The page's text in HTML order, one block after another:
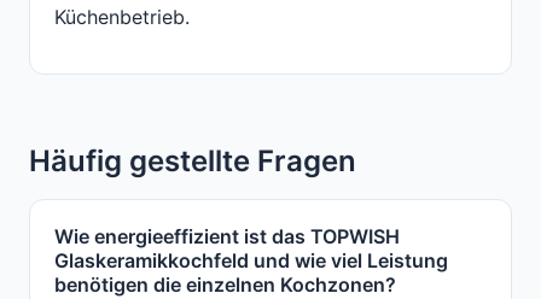
Küchenbetrieb.
Häufig gestellte Fragen
Wie energieeffizient ist das TOPWISH
Glaskeramikkochfeld und wie viel Leistung
benötigen die einzelnen Kochzonen?